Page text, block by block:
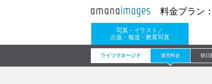
料金プラン
写真・イラスト／
出版・報道・教育写真
ライツマネージド 通常料金 朝日